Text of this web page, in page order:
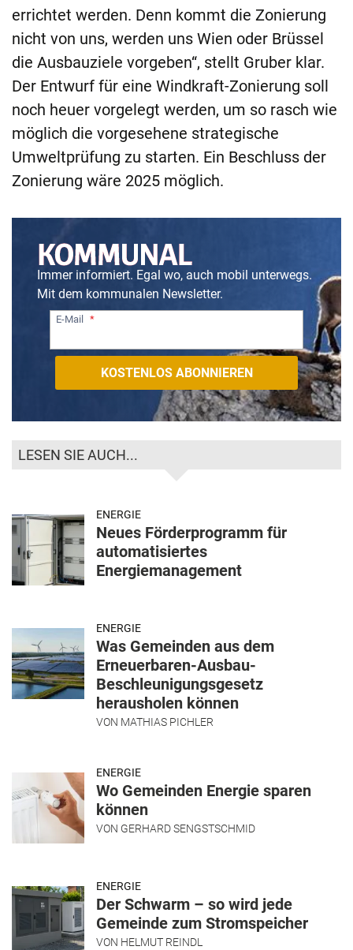
errichtet werden. Denn kommt die Zonierung
nicht von uns, werden uns Wien oder Brüssel
die Ausbauziele vorgeben“, stellt Gruber klar.
Der Entwurf für eine Windkraft-Zonierung soll
noch heuer vorgelegt werden, um so rasch wie
möglich die vorgesehene strategische
Umweltprüfung zu starten. Ein Beschluss der
Zonierung wäre 2025 möglich.
Immer informiert. Egal wo, auch mobil unterwegs.
Mit dem kommunalen Newsletter.
E-Mail
LESEN SIE AUCH...
ENERGIE
Neues Förderprogramm für
automatisiertes
Energiemanagement
ENERGIE
Was Gemeinden aus dem
Erneuerbaren-Ausbau-
Beschleunigungsgesetz
herausholen können
VON MATHIAS PICHLER
ENERGIE
Wo Gemeinden Energie sparen
können
VON GERHARD SENGSTSCHMID
ENERGIE
Der Schwarm – so wird jede
Gemeinde zum Stromspeicher
VON HELMUT REINDL